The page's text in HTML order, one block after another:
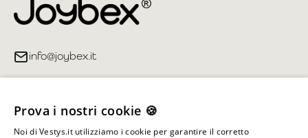
info@joybex.it
Account
Prova i nostri cookie 🍪
Noi di Vestys.it utilizziamo i cookie per garantire il corretto